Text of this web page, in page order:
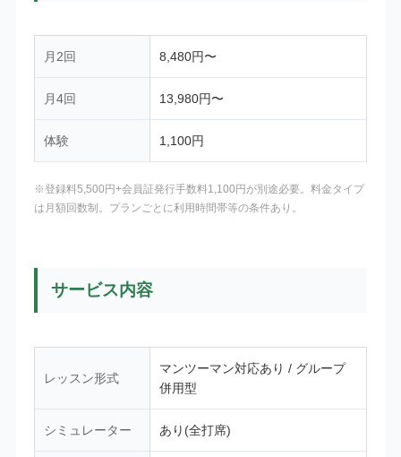
月2回 8,480円〜
月4回 13,980円〜
体験 1,100円
※登録料5,500円+会員証発行手数料1,100円が別途必要。料金タイプ
は月額回数制。プランごとに利用時間帯等の条件あり。
サービス内容
レッスン形式
マンツーマン対応あり / グループ
併用型
シミュレーター あり(全打席)